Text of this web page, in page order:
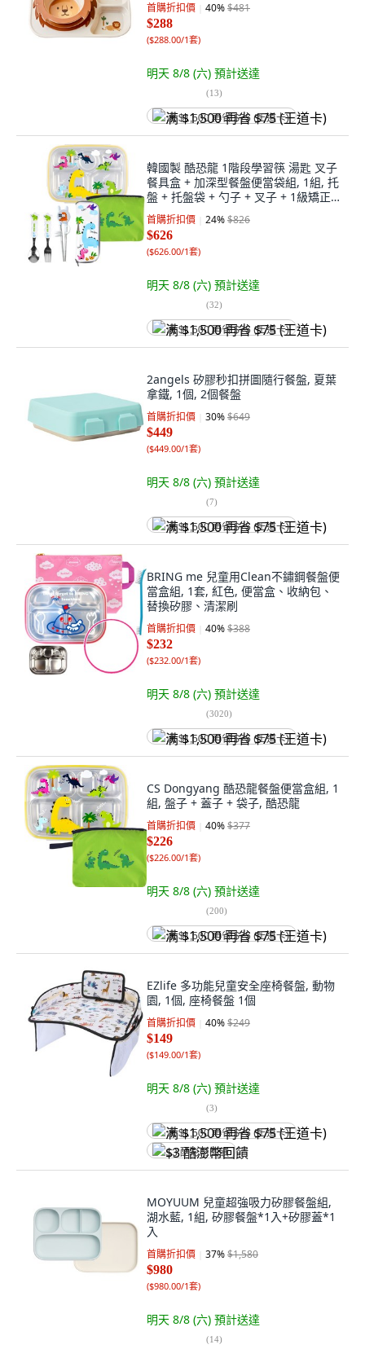
首購折扣價 40%$481
$288
($288.00/1套)
明天 8/8 (六) 預計送達
(13)
满 $1,500 再省 $75 (王道卡)
韓國製 酷恐龍 1階段學習筷 湯匙 叉子
餐具盒 + 加深型餐盤便當袋組, 1組, 托
盤 + 托盤袋 + 勺子 + 叉子 + 1級矯正
筷子 + 盒子, 白色
首購折扣價 24%$826
$626
($626.00/1套)
明天 8/8 (六) 預計送達
(32)
满 $1,500 再省 $75 (王道卡)
2angels 矽膠秒扣拼圖隨行餐盤, 夏葉
拿鐵, 1個, 2個餐盤
首購折扣價 30%$649
$449
($449.00/1套)
明天 8/8 (六) 預計送達
(7)
满 $1,500 再省 $75 (王道卡)
BRING me 兒童用Clean不鏽鋼餐盤便
當盒組, 1套, 紅色, 便當盒、收納包、
替換矽膠、清潔刷
首購折扣價 40%$388
$232
($232.00/1套)
明天 8/8 (六) 預計送達
(3020)
满 $1,500 再省 $75 (王道卡)
CS Dongyang 酷恐龍餐盤便當盒組, 1
組, 盤子 + 蓋子 + 袋子, 酷恐龍
首購折扣價 40%$377
$226
($226.00/1套)
明天 8/8 (六) 預計送達
(200)
满 $1,500 再省 $75 (王道卡)
EZlife 多功能兒童安全座椅餐盤, 動物
園, 1個, 座椅餐盤 1個
首購折扣價 40%$249
$149
($149.00/1套)
明天 8/8 (六) 預計送達
(3)
满 $1,500 再省 $75 (王道卡)
$3 酷澎幣回饋
MOYUUM 兒童超強吸力矽膠餐盤組,
湖水藍, 1組, 矽膠餐盤*1入+矽膠蓋*1
入
首購折扣價 37%$1,580
$980
($980.00/1套)
明天 8/8 (六) 預計送達
(14)